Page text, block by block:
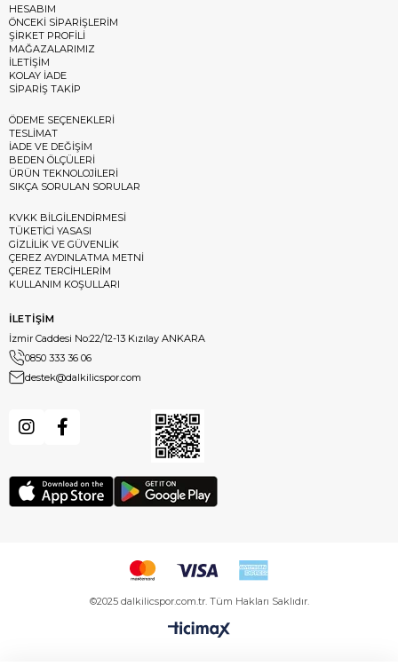
HESABIM
ÖNCEKİ SİPARİŞLERİM
ŞİRKET PROFİLİ
MAĞAZALARIMIZ
İLETİŞİM
KOLAY İADE
SİPARİŞ TAKİP
ÖDEME SEÇENEKLERİ
TESLİMAT
İADE VE DEĞİŞİM
BEDEN ÖLÇÜLERİ
ÜRÜN TEKNOLOJİLERİ
SIKÇA SORULAN SORULAR
KVKK BİLGİLENDİRMESİ
TÜKETİCİ YASASI
GİZLİLİK VE GÜVENLİK
ÇEREZ AYDINLATMA METNİ
ÇEREZ TERCİHLERİM
KULLANIM KOŞULLARI
İLETİŞİM
İzmir Caddesi No:22/12-13 Kızılay ANKARA
0850 333 36 06
destek@dalkilicspor.com
©2025 dalkilicspor.com.tr. Tüm Hakları Saklıdır.